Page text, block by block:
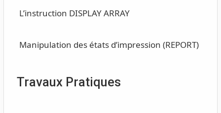
L’instruction DISPLAY ARRAY
Manipulation des états d’impression (REPORT)
Travaux Pratiques